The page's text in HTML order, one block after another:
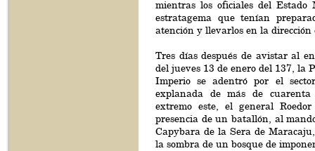
mientras los oficiales del
estratagema que tenían
atención y llevarlos en la dirección
Tres días después de avistar al
del jueves 13 de enero del 137, la
Imperio se adentró por el
explanada de más de
extremo este, el general
presencia de un batallón, al
Capybara de la Sera de
la sombra de un bosque de